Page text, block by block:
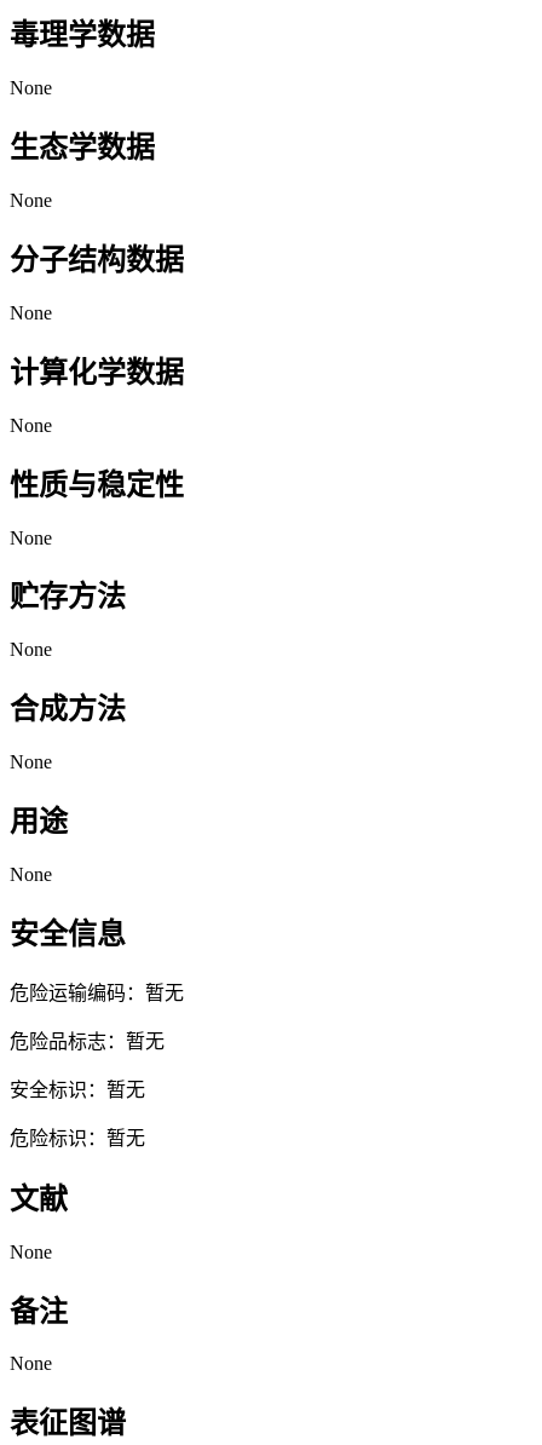
毒理学数据
None
生态学数据
None
分子结构数据
None
计算化学数据
None
性质与稳定性
None
贮存方法
None
合成方法
None
用途
None
安全信息
危险运输编码：暂无
危险品标志：暂无
安全标识：暂无
危险标识：暂无
文献
None
备注
None
表征图谱